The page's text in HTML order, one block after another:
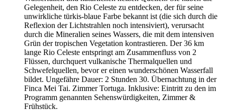
Gelegenheit, den Rio Celeste zu entdecken, der für seine
unwirkliche türkis-blaue Farbe bekannt ist (die sich durch die
Reflexion der Lichtstrahlen noch intensiviert), verursacht
durch die Mineralien seines Wassers, die mit dem intensiven
Grün der tropischen Vegetation kontrastieren. Der 36 km
lange Rio Celeste entspringt am Zusammenfluss von 2
Flüssen, durchquert vulkanische Thermalquellen und
Schwefelquellen, bevor er einen wunderschönen Wasserfall
bildet. Ungefähre Dauer: 2 Stunden 30. Übernachtung in der
Finca Mei Tai. Zimmer Tortuga. Inklusive: Eintritt zu den im
Programm genannten Sehenswürdigkeiten, Zimmer &
Frühstück.